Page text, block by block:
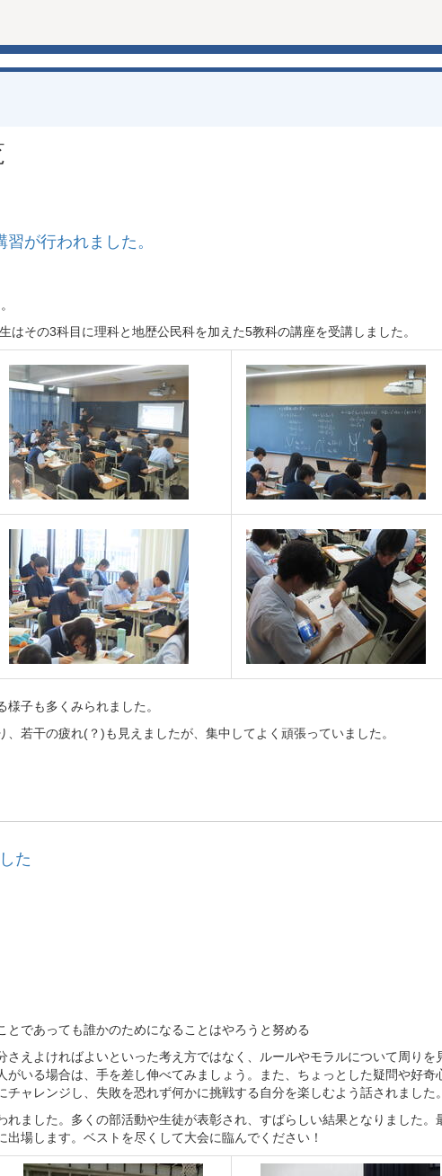
が行われました。
はその3科目に理科と地歴公民科を加えた5教科の講座を受講しました。
子も多くみられました。
若干の疲れ(？)も見えましたが、集中してよく頑張っていました。
た
とであっても誰かのためになることはやろうと努める
さえよければよいといった考え方ではなく、ルールやモラルについて周りを
いる場合は、手を差し伸べてみましょう。また、ちょっとした疑問や好奇
ャレンジし、失敗を恐れず何かに挑戦する自分を楽しむよう話されました。
ました。多くの部活動や生徒が表彰され、すばらしい結果となりました。
場します。ベストを尽くして大会に臨んでください！